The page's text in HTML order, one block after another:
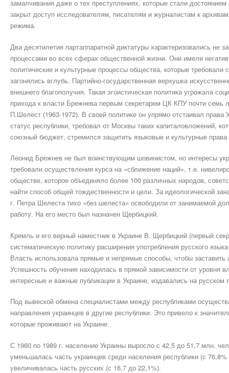
замалчивания даже о тех преступлениях, которые стали
закрыт доступ исследователям, писателям и журналистам к
режима.
Два десятилетия партаппаратной диктатуры характеризовались не
процессами во всех сферах общественной жизни. Они имели
политические и культурные процессы общества, которые требовали
загонялись вглубь. Партийно-государственная верхушка
внешнего благополучия. Такая эгоистическая политика угрожала
прихода к власти Брежнева первым секретарем ЦК КПУ почти семь
П.Шелест (1963-1972). В своей политике он упрямо отстаивал права
статус республики, требовал от Москвы таких капиталовложений,
союзный бюджет, стремился защитить языковые и культурные права
Леонид Брежнев не был воинствующим шовинистом, но интересы
требовали осуществления курса на «сближение наций», т.е.
обществе, которое объединяло более 100 различных народов,
найти способ общей тождественности и цели. За идеологической
г. Петра Шелеста тихо «без шелеста» освободили от занимаемой
работу. На его место был назначен Щербицкий.
Кремль и его верный наместник в Украине В. Щербицкий (первый
систематическую политику расширения употребления русского
Власть использовала прямые и непрямые способы, чтобы
Успешность обучения находилась в прямой зависимости от уровня
интересные и важные публикации в Украине, издавались на русском
Под вывеской обмена специалистами между республиками
направления украинцев в другие республики. Это привело к
которые проживают на Украине.
С 1960 по 1989 г. население Украины выросло с 42,5 до 51,7 млн.
уменьшалась часть украинцев среди населения республики (с
увеличивалась часть русских (с 16,7 до 22,1%).